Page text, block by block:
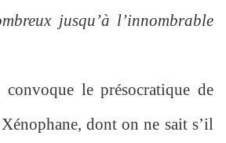
jusqu’à l’innombrable
le présocratique de
dont on ne sait s’il